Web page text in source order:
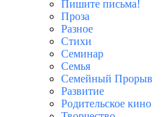
Пишите письма!
Проза
Разное
Стихи
Семинар
Семья
Семейный Прорыв
Развитие
Родительское кино